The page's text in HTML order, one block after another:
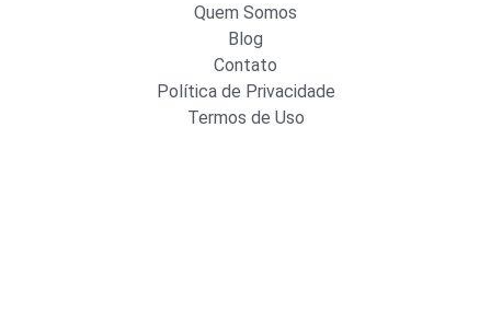
Quem Somos
Blog
Contato
Política de Privacidade
Termos de Uso